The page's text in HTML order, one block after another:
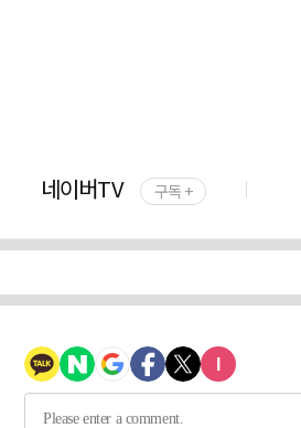
네이버TV 구독 +